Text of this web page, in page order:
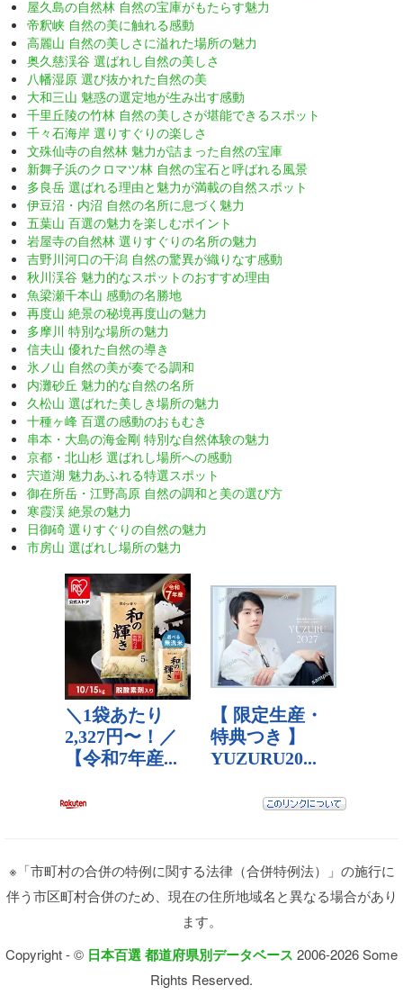
屋久島の自然林 自然の宝庫がもたらす魅力
帝釈峡 自然の美に触れる感動
高麗山 自然の美しさに溢れた場所の魅力
奥久慈渓谷 選ばれし自然の美しさ
八幡湿原 選び抜かれた自然の美
大和三山 魅惑の選定地が生み出す感動
千里丘陵の竹林 自然の美しさが堪能できるスポット
千々石海岸 選りすぐりの楽しさ
文殊仙寺の自然林 魅力が詰まった自然の宝庫
新舞子浜のクロマツ林 自然の宝石と呼ばれる風景
多良岳 選ばれる理由と魅力が満載の自然スポット
伊豆沼・内沼 自然の名所に息づく魅力
五葉山 百選の魅力を楽しむポイント
岩屋寺の自然林 選りすぐりの名所の魅力
吉野川河口の干潟 自然の驚異が織りなす感動
秋川渓谷 魅力的なスポットのおすすめ理由
魚梁瀬千本山 感動の名勝地
再度山 絶景の秘境再度山の魅力
多摩川 特別な場所の魅力
信夫山 優れた自然の導き
氷ノ山 自然の美が奏でる調和
内灘砂丘 魅力的な自然の名所
久松山 選ばれた美しき場所の魅力
十種ヶ峰 百選の感動のおもむき
串本・大島の海金剛 特別な自然体験の魅力
京都・北山杉 選ばれし場所への感動
宍道湖 魅力あふれる特選スポット
御在所岳・江野高原 自然の調和と美の選び方
寒霞渓 絶景の魅力
日御碕 選りすぐりの自然の魅力
市房山 選ばれし場所の魅力
※「市町村の合併の特例に関する法律（合併特例法）」の施行に
伴う市区町村合併のため、現在の住所地域名と異なる場合があり
ます。
Copyright - © 日本百選 都道府県別データベース 2006-2026 Some
Rights Reserved.